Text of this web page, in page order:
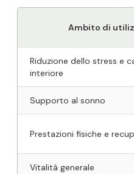
Ambito di
Riduzione dello stress e
interiore
Supporto al sonno
Prestazioni fisiche e
Vitalità generale